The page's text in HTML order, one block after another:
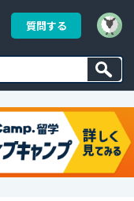
質問する